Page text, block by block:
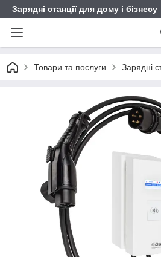
Зарядні станції для дому і бізнесу
Товари та послуги Зарядні